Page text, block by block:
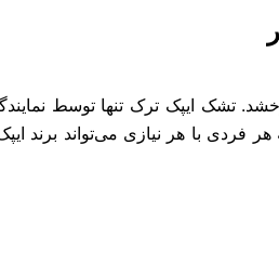
تشک ایپک ترک تنها توسط
با هر نیازی می‌تواند برند